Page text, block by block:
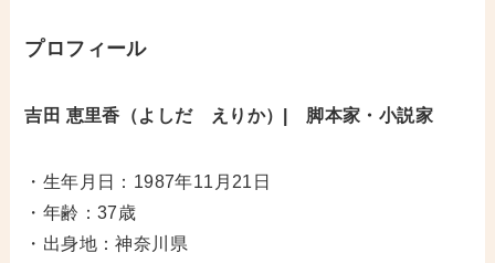
プロフィール
吉田 恵里香（よしだ えりか）| 脚本家・小説家
・生年月日：1987年11月21日
・年齢：37歳
・出身地：神奈川県